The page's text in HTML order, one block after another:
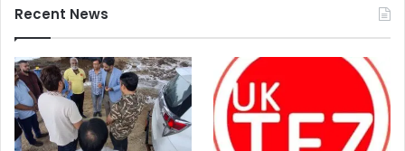
Recent News